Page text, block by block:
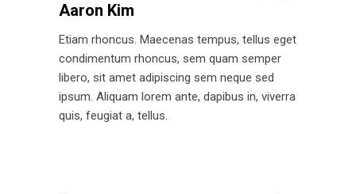
Aaron Kim
Etiam rhoncus. Maecenas tempus, tellus eget
condimentum rhoncus, sem quam semper
libero, sit amet adipiscing sem neque sed
ipsum. Aliquam lorem ante, dapibus in, viverra
quis, feugiat a, tellus.